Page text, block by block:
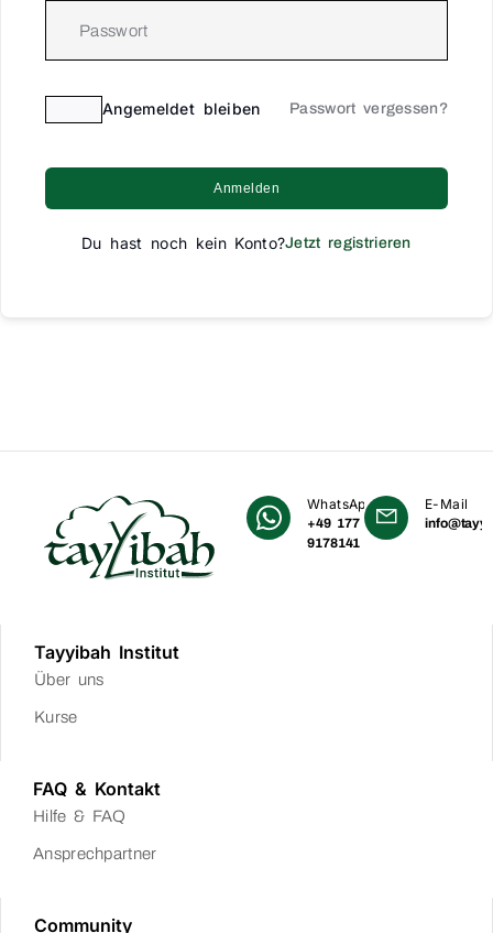
Angemeldet bleiben Passwort vergessen?
Anmelden
Du hast noch kein Konto?Jetzt registrieren
WhatsApp
+49 177
9178141
E-Mail
Tayyibah Institut
Über uns
Kurse
FAQ & Kontakt
Hilfe & FAQ
Ansprechpartner
Community